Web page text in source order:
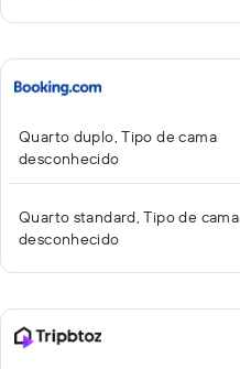
Quarto duplo, Tipo de cama
desconhecido
Quarto standard, Tipo de cama
desconhecido